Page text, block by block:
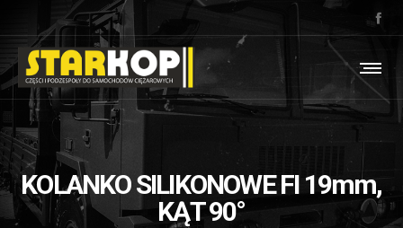
KOLANKO SILIKONOWE FI 19mm,
KĄT 90°